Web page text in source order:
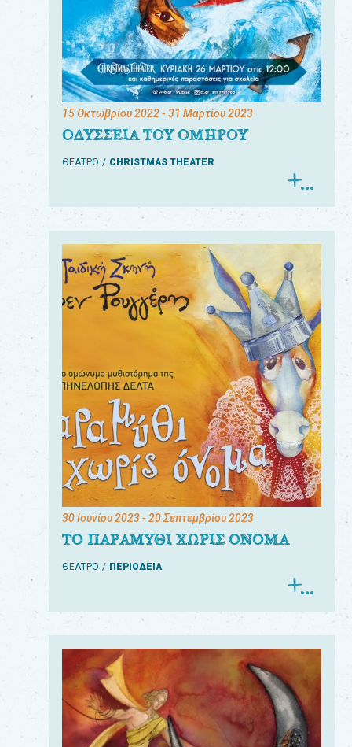
15 Οκτωβρίου 2022- 31 Μαρτίου 2023
ΟΔΥΣΣΕΙΑ ΤΟΥ ΟΜΗΡΟΥ
ΘΕΑΤΡΟ CHRISTMAS THEATER
30 Ιουνίου 2023- 20 Σεπτεμβρίου 2023
ΤΟ ΠΑΡΑΜΥΘΙ ΧΩΡΙΣ ΟΝΟΜΑ
ΘΕΑΤΡΟ ΠΕΡΙΟΔΕΙΑ